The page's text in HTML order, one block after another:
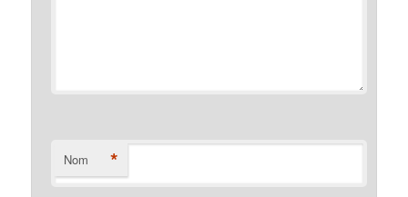
Nom *